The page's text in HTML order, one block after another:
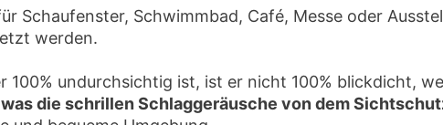
Schwimmbad, Café, Messe oder
werden.
undurchsichtig ist, ist er nicht 100% blickdicht,
was die schrillen Schlaggeräusche von dem